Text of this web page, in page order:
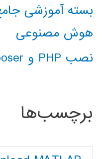
بسته آموزشی
هوش مصنوعی
نصب PHP و composer در ویندوز 10
برچسب‌ها